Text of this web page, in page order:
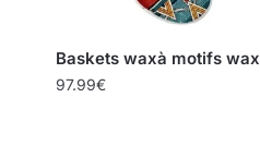
Baskets waxà motifs wax
97.99€